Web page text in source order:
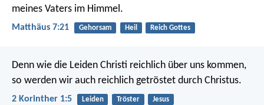
meines Vaters im Himmel.
Matthäus 7:21 Gehorsam Heil Reich Gottes
Denn wie die Leiden Christi reichlich über uns kommen,
so werden wir auch reichlich getröstet durch Christus.
2 Korinther 1:5 Leiden Tröster Jesus